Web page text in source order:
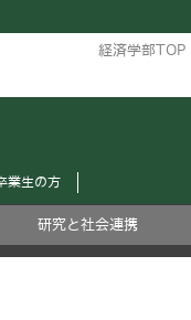
経済学部TOP
業生の方
研究と社会連携